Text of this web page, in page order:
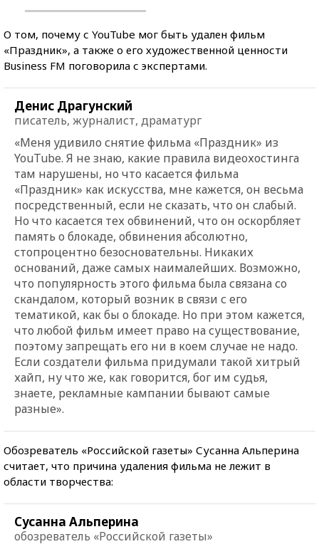
О том, почему с YouTube мог быть удален фильм
«Праздник», а также о его художественной ценности
Business FM поговорила с экспертами.
Денис Драгунский
писатель, журналист, драматург
«Меня удивило снятие фильма «Праздник» из
YouTube. Я не знаю, какие правила видеохостинга
там нарушены, но что касается фильма
«Праздник» как искусства, мне кажется, он весьма
посредственный, если не сказать, что он слабый.
Но что касается тех обвинений, что он оскорбляет
память о блокаде, обвинения абсолютно,
стопроцентно безосновательны. Никаких
оснований, даже самых наималейших. Возможно,
что популярность этого фильма была связана со
скандалом, который возник в связи с его
тематикой, как бы о блокаде. Но при этом кажется,
что любой фильм имеет право на существование,
поэтому запрещать его ни в коем случае не надо.
Если создатели фильма придумали такой хитрый
хайп, ну что же, как говорится, бог им судья,
знаете, рекламные кампании бывают самые
разные».
Обозреватель «Российской газеты» Сусанна Альперина
считает, что причина удаления фильма не лежит в
области творчества:
Сусанна Альперина
обозреватель «Российской газеты»